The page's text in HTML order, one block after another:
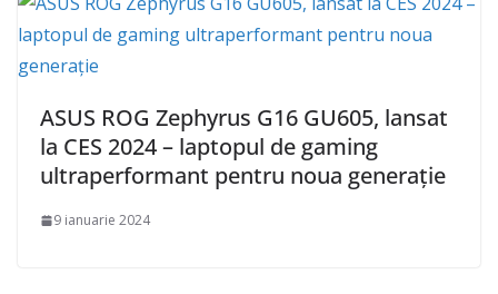
ASUS ROG Zephyrus G16 GU605, lansat
la CES 2024 – laptopul de gaming
ultraperformant pentru noua generație
9 ianuarie 2024